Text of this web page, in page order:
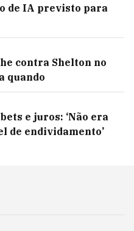
de IA previsto para
contra Shelton no
quando
e juros: ‘Não era
de endividamento’